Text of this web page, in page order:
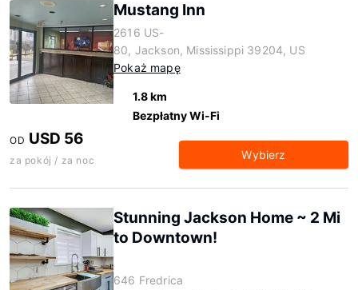
Mustang Inn
2616 US-
80, Jackson, Mississippi 39204, US
Pokaż mapę
1.8 km
Bezpłatny Wi-Fi
OD USD 56
za pokój / za noc Wybierz
Stunning Jackson Home ~ 2 Mi
to Downtown!
646 Fredrica